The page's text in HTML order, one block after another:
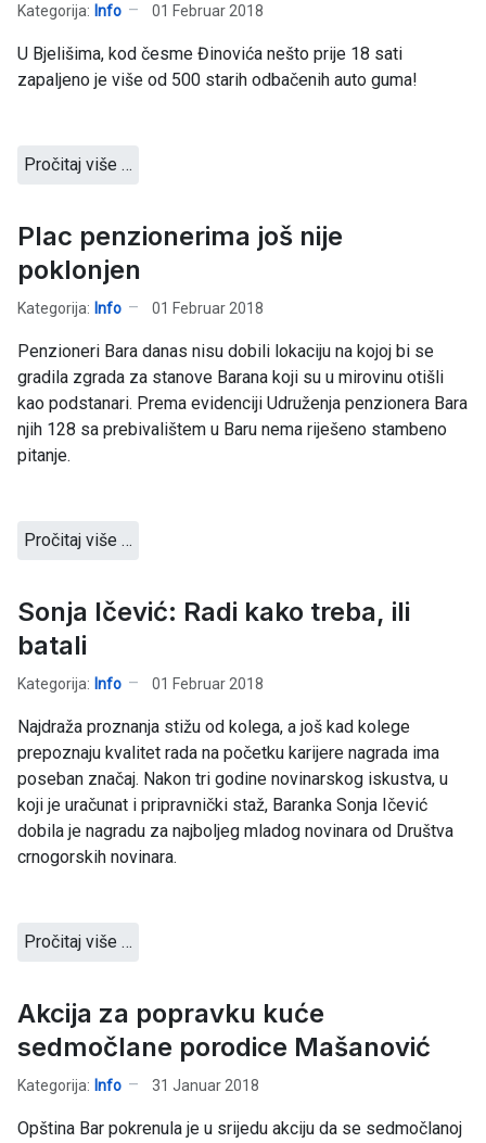
Kategorija: Info 01 Februar 2018
U Bjelišima, kod česme Đinovića nešto prije 18 sati
zapaljeno je više od 500 starih odbačenih auto guma!
Pročitaj više …
Plac penzionerima još nije
poklonjen
Kategorija: Info 01 Februar 2018
Penzioneri Bara danas nisu dobili lokaciju na kojoj bi se
gradila zgrada za stanove Barana koji su u mirovinu otišli
kao podstanari. Prema evidenciji Udruženja penzionera Bara
njih 128 sa prebivalištem u Baru nema riješeno stambeno
pitanje.
Pročitaj više …
Sonja Ičević: Radi kako treba, ili
batali
Kategorija: Info 01 Februar 2018
Najdraža proznanja stižu od kolega, a još kad kolege
prepoznaju kvalitet rada na početku karijere nagrada ima
poseban značaj. Nakon tri godine novinarskog iskustva, u
koji je uračunat i pripravnički staž, Baranka Sonja Ičević
dobila je nagradu za najboljeg mladog novinara od Društva
crnogorskih novinara.
Pročitaj više …
Akcija za popravku kuće
sedmočlane porodice Mašanović
Kategorija: Info 31 Januar 2018
Opština Bar pokrenula je u srijedu akciju da se sedmočlanoj